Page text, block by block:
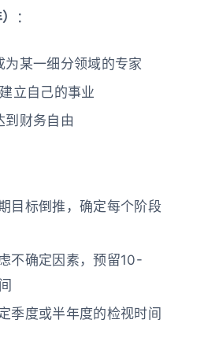
：
为某一细分领域的专家
立自己的事业
到财务自由
目标倒推，确定每个阶段
不确定因素，预留10-
季度或半年度的检视时间